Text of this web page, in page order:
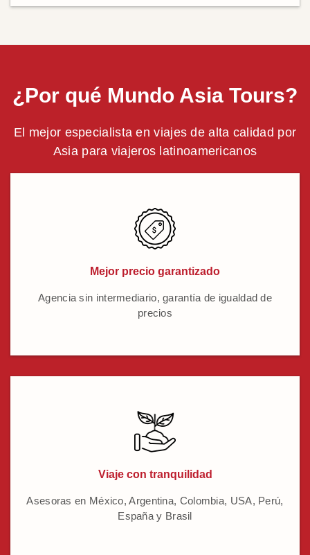
¿Por qué Mundo Asia Tours?
El mejor especialista en viajes de alta calidad por
Asia para viajeros latinoamericanos
Mejor precio garantizado
Agencia sin intermediario, garantía de igualdad de
precios
Viaje con tranquilidad
Asesoras en México, Argentina, Colombia, USA, Perú,
España y Brasil